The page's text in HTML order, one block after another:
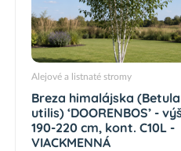
Alejové a listnaté stromy
Breza himalájska (Betula
utilis) ‘DOORENBOS’ -
190-220 cm, kont. C10L -
VIACKMENNÁ